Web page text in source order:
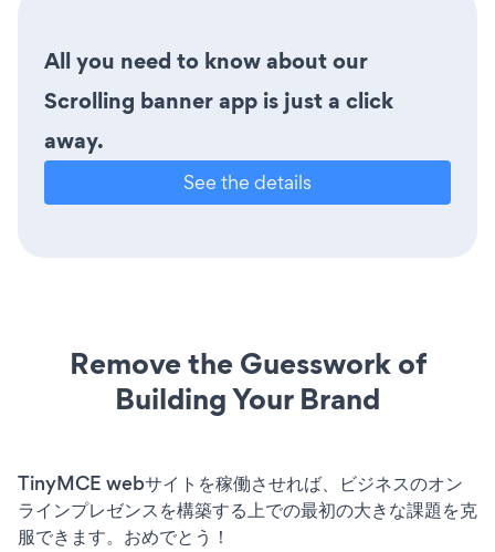
All you need to know about our
Scrolling banner app is just a click
away.
See the details
Remove the Guesswork of
Building Your Brand
TinyMCE webサイトを稼働させれば、ビジネスのオン
ラインプレゼンスを構築する上での最初の大きな課題を克
服できます。おめでとう！